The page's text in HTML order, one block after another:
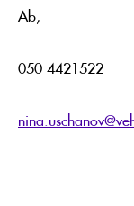
Ab,
050 4421522